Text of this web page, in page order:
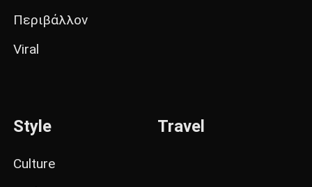
Περιβάλλον
Viral
Style
Culture
Travel